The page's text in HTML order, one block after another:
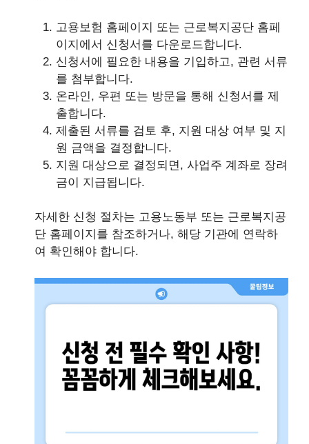
고용보험 홈페이지 또는 근로복지공단 홈페
이지에서 신청서를 다운로드합니다.
신청서에 필요한 내용을 기입하고, 관련 서류
를 첨부합니다.
온라인, 우편 또는 방문을 통해 신청서를 제
출합니다.
제출된 서류를 검토 후, 지원 대상 여부 및 지
원 금액을 결정합니다.
지원 대상으로 결정되면, 사업주 계좌로 장려
금이 지급됩니다.
자세한 신청 절차는 고용노동부 또는 근로복지공
단 홈페이지를 참조하거나, 해당 기관에 연락하
여 확인해야 합니다.